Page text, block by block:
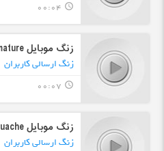
query_builder
00:04
زنگ موبایل Armature آلارم htc آهنگ هشدار
زنگ ارسالی کاربران
query_builder
00:07
زنگ موبایل Gouache پیامک htc آهنگ هشدار
زنگ ارسالی کاربران